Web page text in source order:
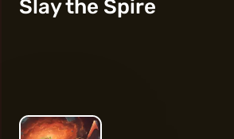
Slay the Spire